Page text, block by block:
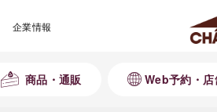
企業情報
商品・通販 Web予約・店